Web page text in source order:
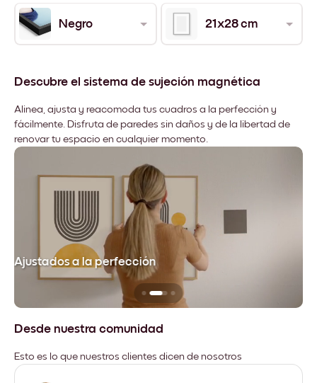
Negro 21x28 cm
Descubre el sistema de sujeción magnética
Alinea, ajusta y reacomoda tus cuadros a la perfección y
fácilmente. Disfruta de paredes sin daños y de la libertad de
renovar tu espacio en cualquier momento.
Ajustados a la perfección
Desde nuestra comunidad
Esto es lo que nuestros clientes dicen de nosotros